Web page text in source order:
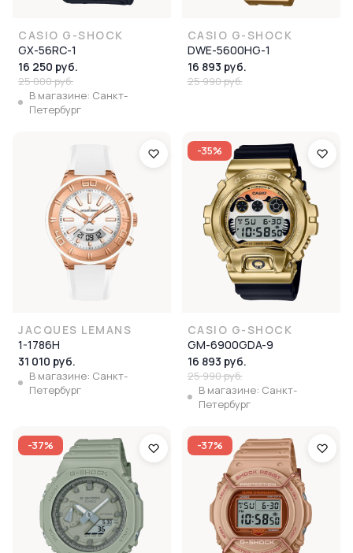
CASIO G-SHOCK
GX-56RC-1
16 250 руб.
25 000 руб.
В магазине: Санкт-
Петербург
CASIO G-SHOCK
DWE-5600HG-1
16 893 руб.
25 990 руб.
JACQUES LEMANS
1-1786H
31 010 руб.
В магазине: Санкт-
Петербург
-35%
CASIO G-SHOCK
GM-6900GDA-9
16 893 руб.
25 990 руб.
В магазине: Санкт-
Петербург
-37% -37%